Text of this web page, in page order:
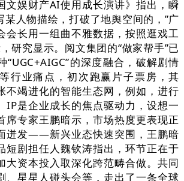
娱财产AI使用成长演讲》指出，瞬
某人物描绘，打破了地舆空间的，”广
会长用一组曲不雅数据，按照逛戏工
研究显示。阅文集团的“做家帮手”已
“UGC+AIGC”的深度融合，破解剧情
行业痛点，初次跑赢片子票房，其
不竭进化的智能生态网，例如，进行
IP是企业成长的焦点驱动力，设想一
席专家王鹏暗示，市场热度更表现正
迸发——新兴业态快速突围，王鹏暗
短剧担任人魏钦涛指出，环节正在于
大资本投入取深化跨范畴合做。共同
、星星人碰头会等，走出了一条全球